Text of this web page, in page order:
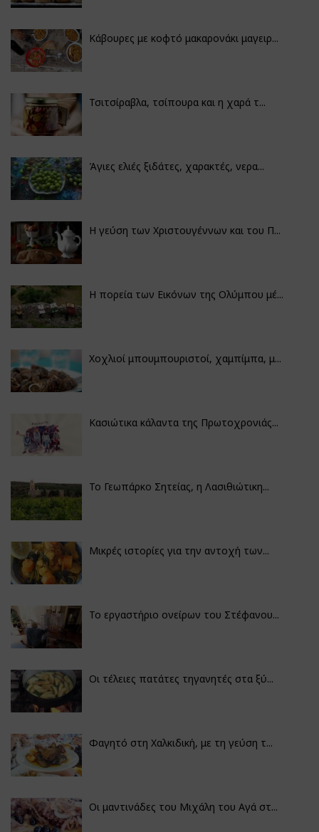
Κάβουρες με κοφτό μακαρονάκι μαγειρ...
Τσιτσίραβλα, τσίπουρα και η χαρά τ...
Άγιες ελιές ξιδάτες, χαρακτές, νερα...
Η γεύση των Χριστουγέννων και του Π...
Η πορεία των Εικόνων της Ολύμπου μέ...
Χοχλιοί μπουμπουριστοί, χαμπίμπα, μ...
Κασιώτικα κάλαντα της Πρωτοχρονιάς...
Το Γεωπάρκο Σητείας, η Λασιθιώτικη...
Μικρές ιστορίες για την αντοχή των...
Το εργαστήριο ονείρων του Στέφανου...
Οι τέλειες πατάτες τηγανητές στα ξύ...
Φαγητό στη Χαλκιδική, με τη γεύση τ...
Οι μαντινάδες του Μιχάλη του Αγά στ...